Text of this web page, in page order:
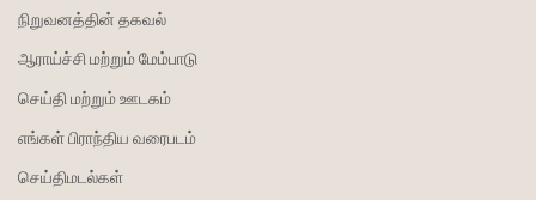
நிறுவனத்தின் தகவல்
ஆராய்ச்சி மற்றும் மேம்பாடு
செய்தி மற்றும் ஊடகம்
எங்கள் பிராந்திய வரைபடம்
செய்திமடல்கள்